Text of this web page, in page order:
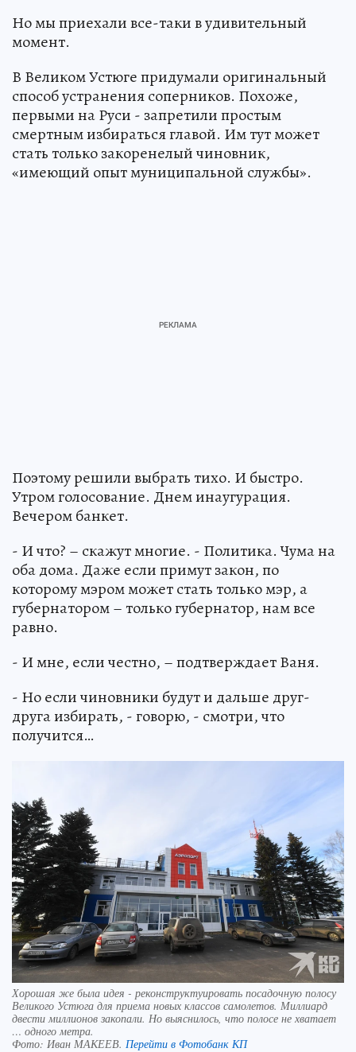
Но мы приехали все-таки в удивительный
момент.
В Великом Устюге придумали оригинальный
способ устранения соперников. Похоже,
первыми на Руси - запретили простым
смертным избираться главой. Им тут может
стать только закоренелый чиновник,
«имеющий опыт муниципальной службы».
Поэтому решили выбрать тихо. И быстро.
Утром голосование. Днем инаугурация.
Вечером банкет.
- И что? – скажут многие. - Политика. Чума на
оба дома. Даже если примут закон, по
которому мэром может стать только мэр, а
губернатором – только губернатор, нам все
равно.
- И мне, если честно, – подтверждает Ваня.
- Но если чиновники будут и дальше друг-
друга избирать, - говорю, - смотри, что
получится…
Хорошая же была идея - реконструктуировать посадочную полосу
Великого Устюга для приема новых классов самолетов. Миллиард
двести миллионов закопали. Но выяснилось, что полосе не хватает
… одного метра.
Фото: Иван МАКЕЕВ. Перейти в Фотобанк КП